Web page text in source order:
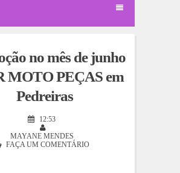
no mês de junho
MOTO PEÇAS em
Pedreiras
12:53
MAYANE MENDES
FAÇA UM COMENTÁRIO